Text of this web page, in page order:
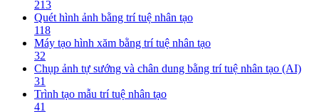
213
Quét hình ảnh bằng trí tuệ nhân tạo
118
Máy tạo hình xăm bằng trí tuệ nhân tạo
32
Chụp ảnh tự sướng và chân dung bằng trí tuệ nhân tạo (AI)
31
Trình tạo mẫu trí tuệ nhân tạo
41